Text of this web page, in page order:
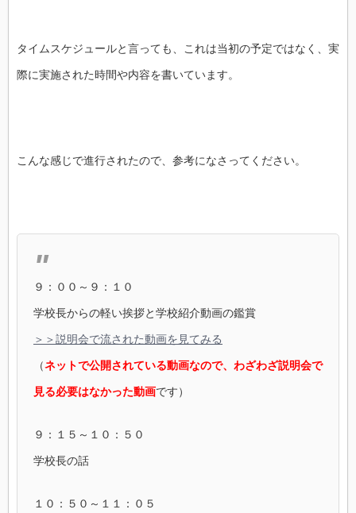
タイムスケジュールと言っても、これは当初の予定ではなく、実
際に実施された時間や内容を書いています。
こんな感じで進行されたので、参考になさってください。
９：００～９：１０
学校長からの軽い挨拶と学校紹介動画の鑑賞
＞＞説明会で流された動画を見てみる
（ネットで公開されている動画なので、わざわざ説明会で
見る必要はなかった動画です）
９：１５～１０：５０
学校長の話
１０：５０～１１：０５